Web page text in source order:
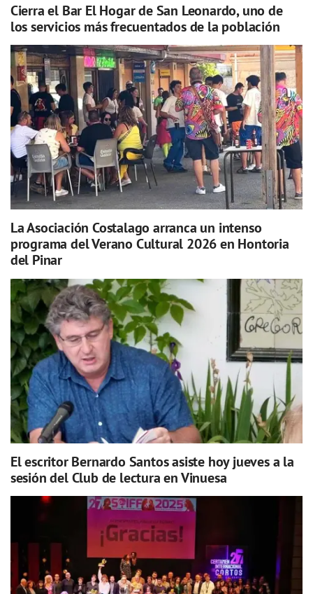
Cierra el Bar El Hogar de San Leonardo, uno de
los servicios más frecuentados de la población
La Asociación Costalago arranca un intenso
programa del Verano Cultural 2026 en Hontoria
del Pinar
El escritor Bernardo Santos asiste hoy jueves a la
sesión del Club de lectura en Vinuesa